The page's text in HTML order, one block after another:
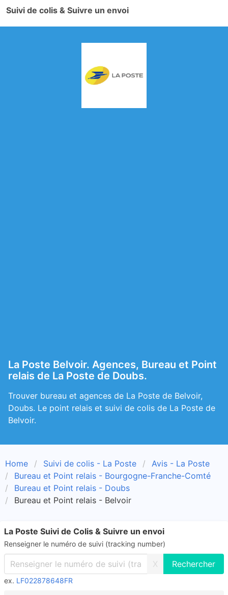
Suivi de colis & Suivre un envoi
La Poste Belvoir. Agences, Bureau et Point
relais de La Poste de Doubs.
Trouver bureau et agences de La Poste de Belvoir,
Doubs. Le point relais et suivi de colis de La Poste de
Belvoir.
Home Suivi de colis - La Poste
Avis - La Poste
Bureau et Point relais - Bourgogne-Franche-Comté
Bureau et Point relais - Doubs
Bureau et Point relais - Belvoir
La Poste Suivi de Colis & Suivre un envoi
Renseigner le numéro de suivi (tracking number)
X
ex. LF022878648FR